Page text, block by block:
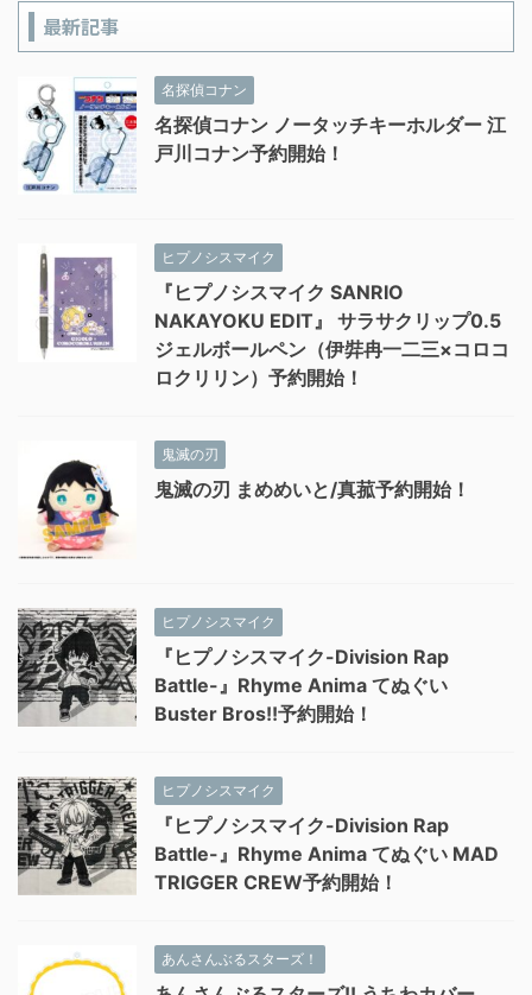
最新記事
名探偵コナン
名探偵コナン ノータッチキーホルダー 江
戸川コナン予約開始！
ヒプノシスマイク
『ヒプノシスマイク SANRIO
NAKAYOKU EDIT』 サラサクリップ0.5
ジェルボールペン（伊弉冉一二三×コロコ
ロクリリン）予約開始！
鬼滅の刃
鬼滅の刃 まめめいと/真菰予約開始！
ヒプノシスマイク
『ヒプノシスマイク-Division Rap
Battle-』Rhyme Anima てぬぐい
Buster Bros!!予約開始！
ヒプノシスマイク
『ヒプノシスマイク-Division Rap
Battle-』Rhyme Anima てぬぐい MAD
TRIGGER CREW予約開始！
あんさんぶるスターズ！